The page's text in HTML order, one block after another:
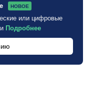
НОВОЕ
или цифровые
Подробнее